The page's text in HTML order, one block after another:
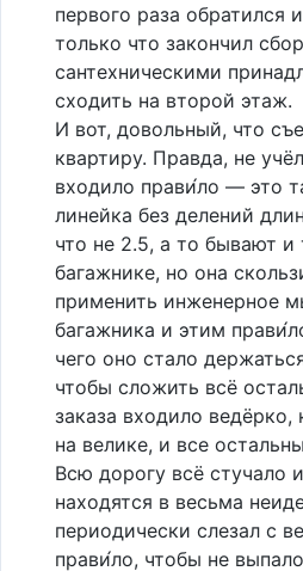
первого раза обратился
только что закончил
сантехническими
сходить на второй этаж.
И вот, довольный, что
квартиру. Правда, не
входило прави́ло — это
линейка без делений
что не 2.5, а то бывают и
багажнике, но она
применить инженерное
багажника и этим
чего оно стало
чтобы сложить всё
заказа входило
на велике, и все
Всю дорогу всё стучало
находятся в весьма
периодически слезал с
прави́ло, чтобы не